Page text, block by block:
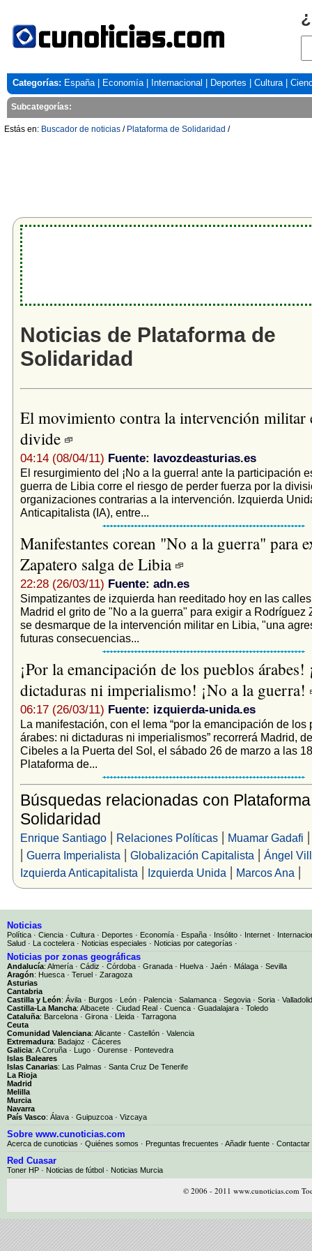
Categorías: España| Economía| Internacional Deportes Cultura|
Subcategorías:
Estás en: Buscador de noticias / Plataforma de Solidaridad /
Noticias de Plataforma de
Solidaridad
El movimiento contra la intervención militar
divide
04:14 (08/04/11) Fuente: lavozdeasturias.es
El resurgimiento del ¡No a la guerra! ante la participación
guerra de Libia corre el riesgo de perder fuerza por la
organizaciones contrarias a la intervención. Izquierda
Anticapitalista (IA), entre...
Manifestantes corean "No a la guerra" para
Zapatero salga de Libia
22:28 (26/03/11) Fuente: adn.es
Simpatizantes de izquierda han reeditado hoy en las
Madrid el grito de "No a la guerra" para exigir a Rodríguez
se desmarque de la intervención militar en Libia, "una
futuras consecuencias...
¡Por la emancipación de los pueblos árabes!
dictaduras ni imperialismo! ¡No a la guerra!
06:17 (26/03/11) Fuente: izquierda-unida.es
La manifestación, con el lema “por la emancipación de los
árabes: ni dictaduras ni imperialismos” recorrerá Madrid,
Cibeles a la Puerta del Sol, el sábado 26 de marzo a las
Plataforma de...
Búsquedas relacionadas con
Solidaridad
Enrique Santiago| Relaciones Políticas| Muamar Gadafi
| Guerra Imperialista | Globalización Capitalista | Ángel
Izquierda Anticapitalista | Izquierda Unida | Marcos Ana |
Noticias
Política · Ciencia · Cultura · Deportes · Economía · España · Insólito · Internet ·
Salud · La coctelera · Noticias especiales · Noticias por categorías ·
Noticias por zonas geográficas
Andalucía: Almería · Cádiz · Córdoba · Granada · Huelva · Jaén · Málaga · Sevilla
Aragón: Huesca · Teruel · Zaragoza
Asturias
Cantabria
Castilla y León: Ávila · Burgos · León · Palencia · Salamanca · Segovia · Soria · Valladolid
Castilla-La Mancha: Albacete · Ciudad Real · Cuenca · Guadalajara · Toledo
Cataluña: Barcelona · Girona · Lleida · Tarragona
Ceuta
Comunidad Valenciana: Alicante · Castellón · Valencia
Extremadura: Badajoz · Cáceres
Galicia: A Coruña · Lugo · Ourense · Pontevedra
Islas Baleares
Islas Canarias: Las Palmas · Santa Cruz De Tenerife
La Rioja
Madrid
Melilla
Murcia
Navarra
País Vasco: Álava · Guipuzcoa · Vizcaya
Sobre www.cunoticias.com
Acerca de cunoticias · Quiénes somos · Preguntas frecuentes · Añadir fuente · Contactar
Red Cuasar
Toner HP · Noticias de fútbol · Noticias Murcia
© 2006 - 2011 www.cunoticias.com